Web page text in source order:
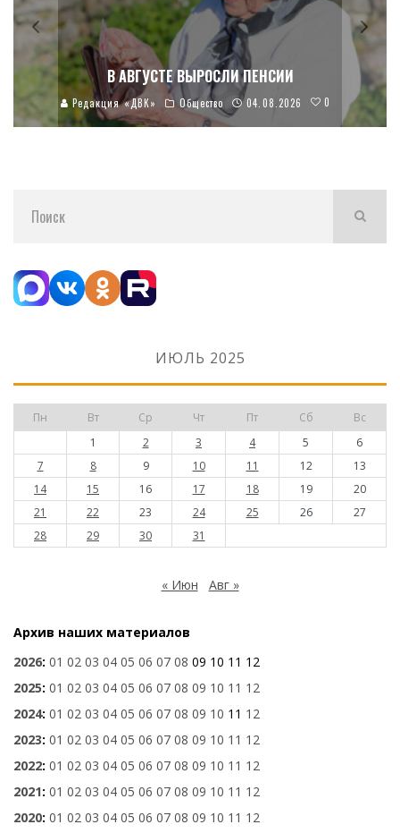
В АВГУСТЕ ВЫРОСЛИ ПЕНСИИ
Редакция «ДВК» Общество 04.08.2026 0
ИЮЛЬ 2025
Пн Вт Ср Чт Пт Сб
Вс
1
2 3 4 5
6
7
8 9 10 11 12
13
14
15 16 17 18 19
20
21
22 23 24 25 26
27
28
29 30 31
« Июн Авг »
Архив наших материалов
2026: 01 02 03 04 05 06 07 08 09 10 11 12
2025: 01 02 03 04 05 06 07 08 09 10 11 12
2024: 01 02 03 04 05 06 07 08 09 10 11 12
2023: 01 02 03 04 05 06 07 08 09 10 11 12
2022: 01 02 03 04 05 06 07 08 09 10 11 12
2021: 01 02 03 04 05 06 07 08 09 10 11 12
2020: 01 02 03 04 05 06 07 08 09 10 11 12